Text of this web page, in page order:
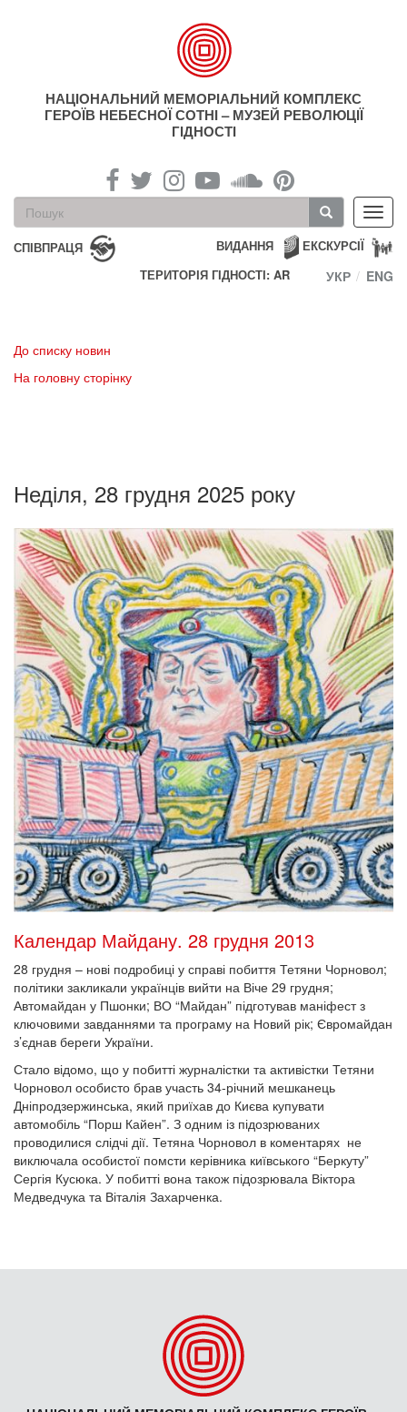
НАЦІОНАЛЬНИЙ МЕМОРІАЛЬНИЙ КОМПЛЕКС
ГЕРОЇВ НЕБЕСНОЇ СОТНІ – МУЗЕЙ РЕВОЛЮЦІЇ
ГІДНОСТІ
Пошукова
форма
Пошук
СПІВПРАЦЯ ЕКСКУРСІЇ
ВИДАННЯ
ТЕРИТОРІЯ ГІДНОСТІ: AR
УКР ENG
До списку новин
На головну сторінку
Неділя, 28 грудня 2025 року
Календар Майдану. 28 грудня 2013
28 грудня – нові подробиці у справі побиття Тетяни Чорновол;
політики закликали українців вийти на Віче 29 грудня;
Автомайдан у Пшонки; ВО “Майдан” підготував маніфест з
ключовими завданнями та програму на Новий рік; Євромайдан
з’єднав береги України.
Стало відомо, що у побитті журналістки та активістки Тетяни
Чорновол особисто брав участь 34-річний мешканець
Дніпродзержинська, який приїхав до Києва купувати
автомобіль “Порш Кайен”. З одним із підозрюваних
проводилися слідчі дії. Тетяна Чорновол в коментарях не
виключала особистої помсти керівника київського “Беркуту”
Сергія Кусюка. У побитті вона також підозрювала Віктора
Медведчука та Віталія Захарченка.